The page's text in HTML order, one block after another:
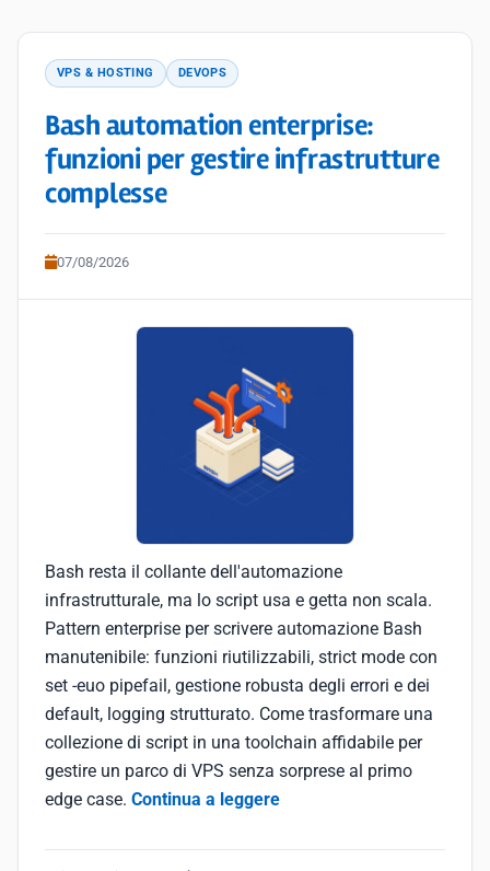
VPS & HOSTING DEVOPS
Bash automation enterprise:
funzioni per gestire infrastrutture
complesse
07/08/2026
Bash resta il collante dell'automazione
infrastrutturale, ma lo script usa e getta non scala.
Pattern enterprise per scrivere automazione Bash
manutenibile: funzioni riutilizzabili, strict mode con
set -euo pipefail, gestione robusta degli errori e dei
default, logging strutturato. Come trasformare una
collezione di script in una toolchain affidabile per
gestire un parco di VPS senza sorprese al primo
edge case. Continua a leggere